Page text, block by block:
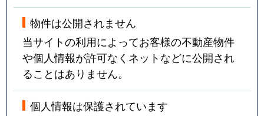
物件は公開されません
当サイトの利用によってお客様の不動産物件
や個人情報が許可なくネットなどに公開され
ることはありません。
個人情報は保護されています